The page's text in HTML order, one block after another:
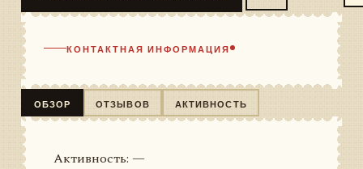
КОНТАКТНАЯ ИНФОРМАЦИЯ
ОБЗОР ОТЗЫВОВ АКТИВНОСТЬ
Активность: —